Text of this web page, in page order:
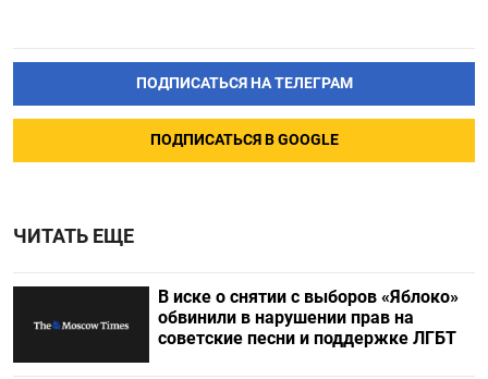
ПОДПИСАТЬСЯ НА ТЕЛЕГРАМ
ПОДПИСАТЬСЯ В GOOGLE
ЧИТАТЬ ЕЩЕ
В иске о снятии с выборов «Яблоко»
обвинили в нарушении прав на
советские песни и поддержке ЛГБТ